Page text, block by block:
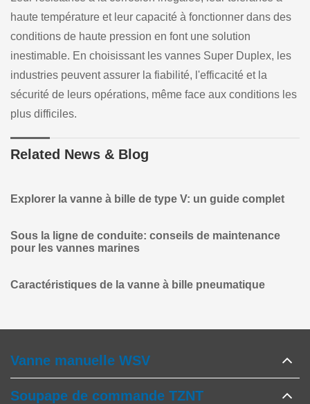
haute température et leur capacité à fonctionner dans des
conditions de haute pression en font une solution
inestimable. En choisissant les vannes Super Duplex, les
industries peuvent assurer la fiabilité, l'efficacité et la
sécurité de leurs opérations, même face aux conditions les
plus difficiles.
Related News & Blog
Explorer la vanne à bille de type V: un guide complet
Sous la ligne de conduite: conseils de maintenance
pour les vannes marines
Caractéristiques de la vanne à bille pneumatique
Vanne manuelle WSV
Soupape de commande TZNT